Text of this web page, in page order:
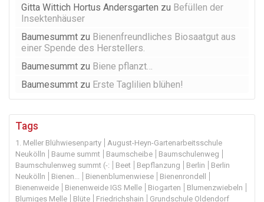
Gitta Wittich Hortus Andersgarten zu Befüllen der
Insektenhäuser
Baumesummt zu Bienenfreundliches Biosaatgut aus
einer Spende des Herstellers.
Baumesummt zu Biene pflanzt…
Baumesummt zu Erste Taglilien blühen!
Tags
1. Meller Blühwiesenparty
August-Heyn-Gartenarbeitsschule
Neukölln
Baume summt Baumscheibe
Baumschulenweg
Baumschulenweg summt (-:
Beet Bepflanzung Berlin
Berlin
Neukölln
Bienen... Bienenblumenwiese
Bienenrondell
Bienenweide
Bienenweide IGS Melle Biogarten
Blumenzwiebeln
Blumiges Melle
Blüte Friedrichshain
Grundschule Oldendorf